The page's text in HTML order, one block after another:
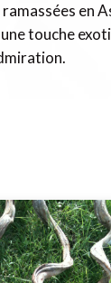
en
touche